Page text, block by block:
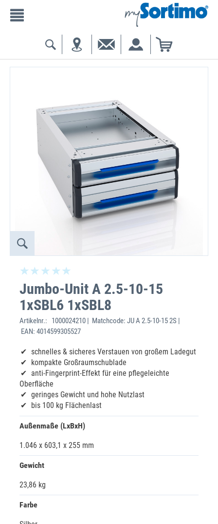
Jumbo-Unit A 2.5-10-15
1xSBL6 1xSBL8
Artikelnr.:
1000024210 | Matchcode: JU A 2.5-10-15 2S |
EAN: 4014599305527
schnelles & sicheres Verstauen von großem Ladegut
kompakte Großraumschublade
anti-Fingerprint-Effekt für eine pflegeleichte
Oberfläche
geringes Gewicht und hohe Nutzlast
bis 100 kg Flächenlast
Außenmaße (LxBxH)
1.046 x 603,1 x 255 mm
Gewicht
23,86 kg
Farbe